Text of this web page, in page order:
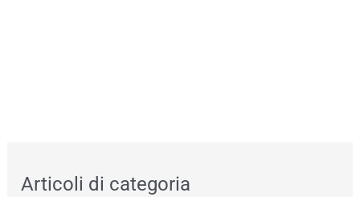
Articoli di categoria